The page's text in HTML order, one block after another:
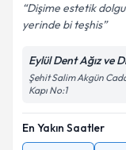
Kişisel
Metni'ni
Dişime estetik
yerinde bi teşhis
Eylül Dent Ağız ve
Şehit Salim Akgün
Kapı No:1
En Yakın Saatler